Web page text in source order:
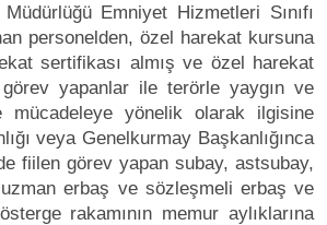
Emniyet Hizmetleri Sınıfı
personelden, özel harekat kursuna
sertifikası almış ve özel harekat
yapanlar ile terörle yaygın ve
mücadeleye yönelik olarak ilgisine
veya Genelkurmay Başkanlığınca
fiilen görev yapan subay, astsubay,
erbaş ve sözleşmeli erbaş ve
rakamının memur aylıklarına